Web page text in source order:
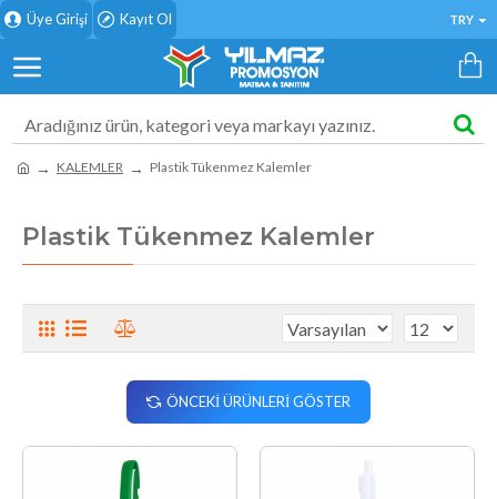
Üye Girişi Kayıt Ol TRY
KALEMLER Plastik Tükenmez Kalemler
Plastik Tükenmez Kalemler
ÖNCEKI ÜRÜNLERI GÖSTER